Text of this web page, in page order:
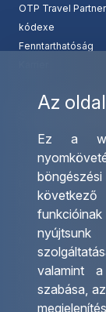
Az
Ez a
valamint
szabása,
OTP Travel
kódexe
Fenntarthatóság
Csoportos
szervezése
Egyéni utak
Hajóutak
Üzleti utaztatás
Nemzetközi tanár
diákigazolványok
Letölthető
Ajándékutalvány